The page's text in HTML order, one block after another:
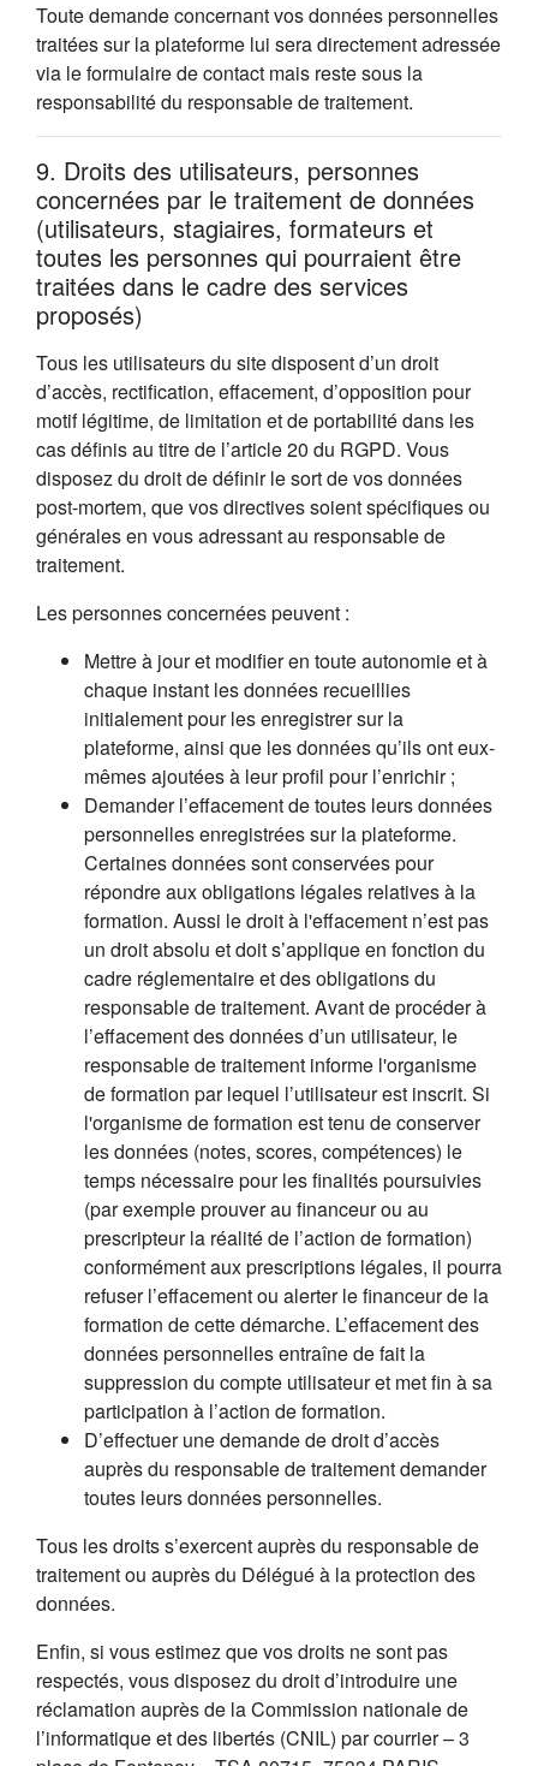
Toute demande concernant vos données personnelles
traitées sur la plateforme lui sera directement adressée
via le formulaire de contact mais reste sous la
responsabilité du responsable de traitement.
9. Droits des utilisateurs, personnes
concernées par le traitement de données
(utilisateurs, stagiaires, formateurs et
toutes les personnes qui pourraient être
traitées dans le cadre des services
proposés)
Tous les utilisateurs du site disposent d’un droit
d’accès, rectification, effacement, d’opposition pour
motif légitime, de limitation et de portabilité dans les
cas définis au titre de l’article 20 du RGPD. Vous
disposez du droit de définir le sort de vos données
post-mortem, que vos directives soient spécifiques ou
générales en vous adressant au responsable de
traitement.
Les personnes concernées peuvent :
Mettre à jour et modifier en toute autonomie et à
chaque instant les données recueillies
initialement pour les enregistrer sur la
plateforme, ainsi que les données qu’ils ont eux-
mêmes ajoutées à leur profil pour l’enrichir ;
Demander l’effacement de toutes leurs données
personnelles enregistrées sur la plateforme.
Certaines données sont conservées pour
répondre aux obligations légales relatives à la
formation. Aussi le droit à l'effacement n’est pas
un droit absolu et doit s’applique en fonction du
cadre réglementaire et des obligations du
responsable de traitement. Avant de procéder à
l’effacement des données d’un utilisateur, le
responsable de traitement informe l'organisme
de formation par lequel l’utilisateur est inscrit. Si
l'organisme de formation est tenu de conserver
les données (notes, scores, compétences) le
temps nécessaire pour les finalités poursuivies
(par exemple prouver au financeur ou au
prescripteur la réalité de l’action de formation)
conformément aux prescriptions légales, il pourra
refuser l’effacement ou alerter le financeur de la
formation de cette démarche. L’effacement des
données personnelles entraîne de fait la
suppression du compte utilisateur et met fin à sa
participation à l’action de formation.
D’effectuer une demande de droit d’accès
auprès du responsable de traitement demander
toutes leurs données personnelles.
Tous les droits s’exercent auprès du responsable de
traitement ou auprès du Délégué à la protection des
données.
Enfin, si vous estimez que vos droits ne sont pas
respectés, vous disposez du droit d’introduire une
réclamation auprès de la Commission nationale de
l’informatique et des libertés (CNIL) par courrier – 3